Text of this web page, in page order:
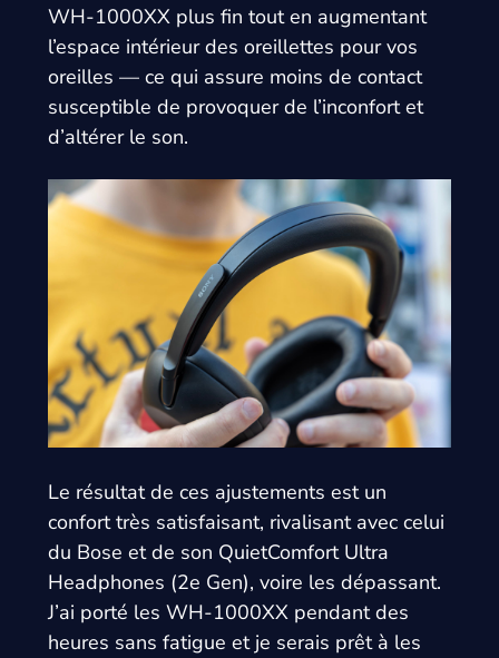
WH-1000XX plus fin tout en augmentant
l’espace intérieur des oreillettes pour vos
oreilles — ce qui assure moins de contact
susceptible de provoquer de l’inconfort et
d’altérer le son.
Le résultat de ces ajustements est un
confort très satisfaisant, rivalisant avec celui
du Bose et de son QuietComfort Ultra
Headphones (2e Gen), voire les dépassant.
J’ai porté les WH-1000XX pendant des
heures sans fatigue et je serais prêt à les